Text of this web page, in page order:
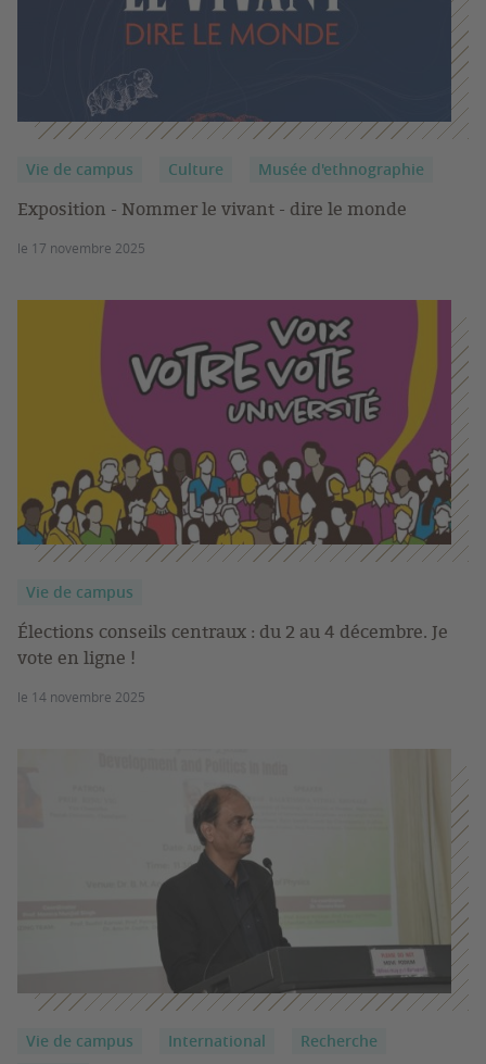
Vie de campus Culture Musée d'ethnographie
Exposition - Nommer le vivant - dire le monde
le 17 novembre 2025
Vie de campus
Élections conseils centraux : du 2 au 4 décembre. Je
vote en ligne !
le 14 novembre 2025
Vie de campus International
Recherche